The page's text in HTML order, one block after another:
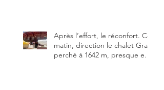
Après l’effort, le réconfort. Ce
matin, direction le chalet Grat
perché à 1642 m, presque en